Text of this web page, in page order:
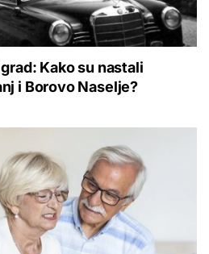
Kako su nastali
i Borovo Naselje?